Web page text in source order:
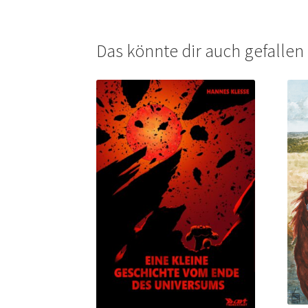
Das könnte dir auch